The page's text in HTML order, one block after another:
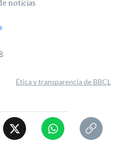
noticias
Ética y transparencia de BBCL